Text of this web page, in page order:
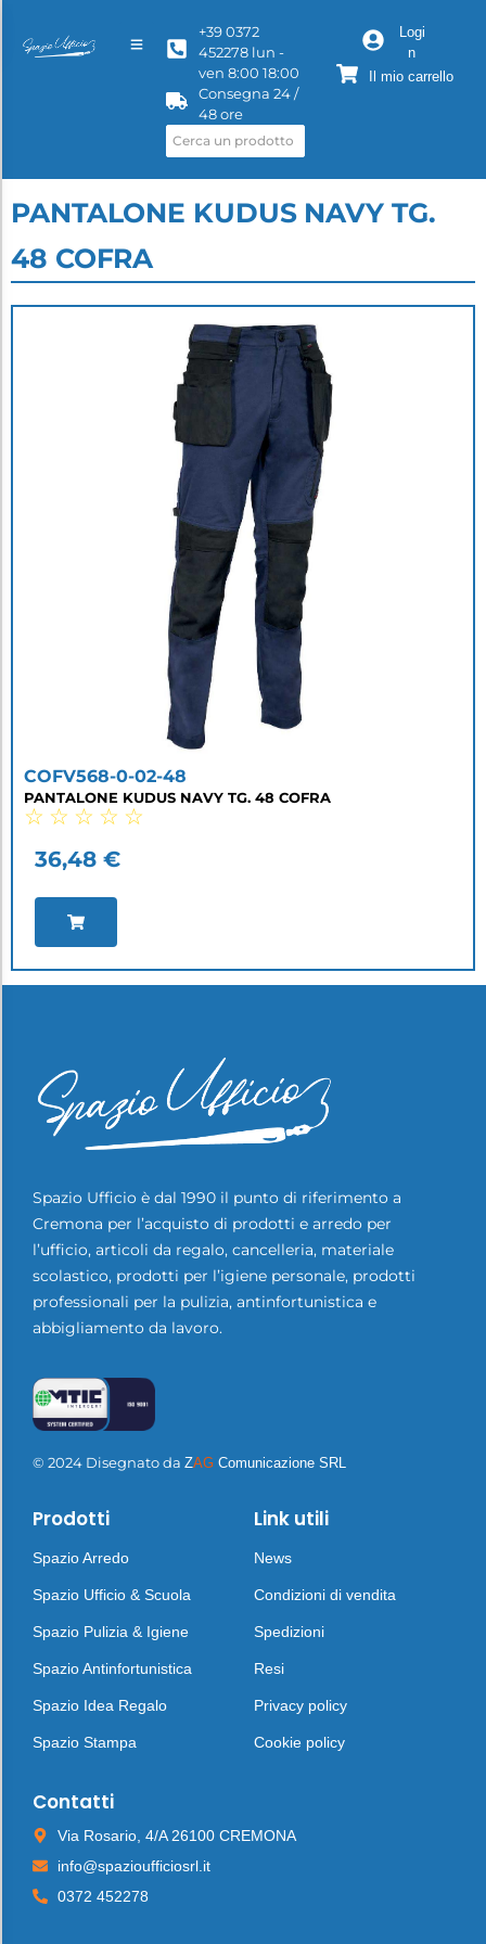
+39 0372
452278 lun -
ven 8:00 18:00
Consegna 24 /
48 ore
Logi
n
Il mio carrello
PANTALONE KUDUS NAVY TG.
48 COFRA
COFV568-0-02-48
PANTALONE KUDUS NAVY TG. 48 COFRA
☆ ☆ ☆ ☆ ☆
36,48 €
Spazio Ufficio è dal 1990 il punto di riferimento a
Cremona per l’acquisto di prodotti e arredo per
l’ufficio, articoli da regalo, cancelleria, materiale
scolastico, prodotti per l’igiene personale, prodotti
professionali per la pulizia, antinfortunistica e
abbigliamento da lavoro.
© 2024 Disegnato da ZAG Comunicazione SRL
Prodotti
Spazio Arredo
Spazio Ufficio & Scuola
Spazio Pulizia & Igiene
Spazio Antinfortunistica
Spazio Idea Regalo
Spazio Stampa
Link utili
News
Condizioni di vendita
Spedizioni
Resi
Privacy policy
Cookie policy
Contatti
Via Rosario, 4/A 26100 CREMONA
info@spazioufficiosrl.it
0372 452278